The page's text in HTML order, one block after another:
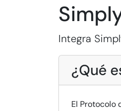
Integra
¿Qué
El Protocolo